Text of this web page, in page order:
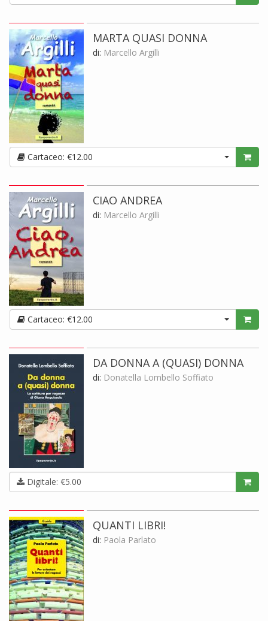
MARTA QUASI DONNA
di: Marcello Argilli
Cartaceo: €12.00
CIAO ANDREA
di: Marcello Argilli
Cartaceo: €12.00
DA DONNA A (QUASI) DONNA
di: Donatella Lombello Soffiato
Digitale: €5.00
QUANTI LIBRI!
di: Paola Parlato